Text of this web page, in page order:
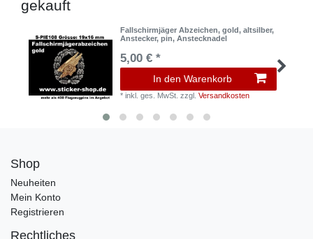
gekauft
Fallschirmjäger Abzeichen, gold, altsilber,
Anstecker, pin, Anstecknadel
5,00 € *
In den Warenkorb
*inkl. ges. MwSt. zzgl.Versandkosten
Shop
Neuheiten
Mein Konto
Registrieren
Rechtliches